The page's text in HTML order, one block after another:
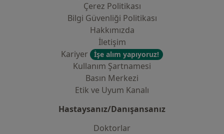
Çerez Politikası
Bilgi Güvenliği Politikası
Hakkımızda
İletişim
Kariyer
İşe alım yapıyoruz!
Kullanım Şartnamesi
Basın Merkezi
Etik ve Uyum Kanalı
Hastaysanız/Danışansanız
Doktorlar